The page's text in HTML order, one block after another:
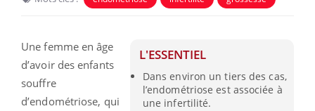
L'ESSENTIEL
Dans environ un tiers des cas,
l’endométriose est associée à
une infertilité.
Une femme en âge
d’avoir des enfants
souffre
d’endométriose, qui